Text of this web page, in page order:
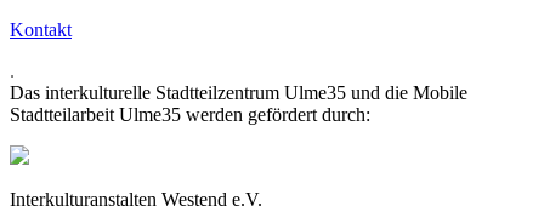
Kontakt
.
Das interkulturelle Stadtteilzentrum Ulme35 und die Mobile
Stadtteilarbeit Ulme35 werden gefördert durch:
Interkulturanstalten Westend e.V.